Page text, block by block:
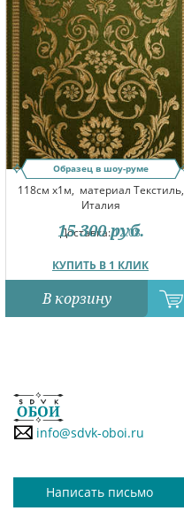
Образец в шоу-руме
118см x1м, материал Текстиль,
Италия
Доставка:12.08
КУПИТЬ В 1 КЛИК
15 300 руб.
В корзину
info@sdvk-oboi.ru
Написать письмо